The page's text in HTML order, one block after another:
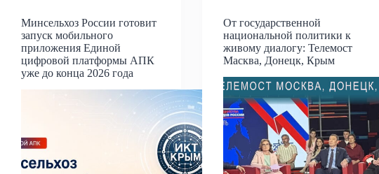
Минсельхоз России готовит
запуск мобильного
приложения Единой
цифровой платформы АПК
уже до конца 2026 года
От государственной
национальной политики к
живому диалогу: Телемост
Масква, Донецк, Крым